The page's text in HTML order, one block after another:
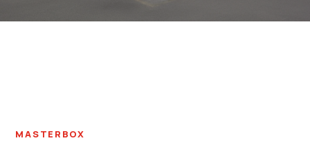
MASTERBOX